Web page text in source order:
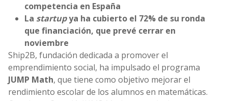
competencia en España
La startupya ha cubierto el 72% de su ronda
que financiación, que prevé cerrar en
noviembre
Ship2B, fundación dedicada a promover el
emprendimiento social, ha impulsado el programa
JUMP Math, que tiene como objetivo mejorar el
rendimiento escolar de los alumnos en matemáticas.